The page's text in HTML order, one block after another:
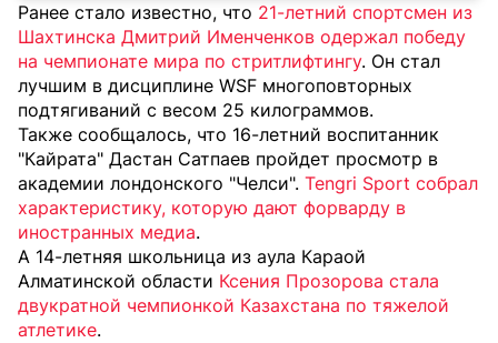
Ранее стало известно, что 21-летний спортсмен из
Шахтинска Дмитрий Именченков одержал победу
на чемпионате мира по стритлифтингу. Он стал
лучшим в дисциплине WSF многоповторных
подтягиваний с весом 25 килограммов.
Также сообщалось, что 16-летний воспитанник
"Кайрата" Дастан Сатпаев пройдет просмотр в
академии лондонского "Челси". Tengri Sport собрал
характеристику, которую дают форварду в
иностранных медиа.
А 14-летняя школьница из аула Караой
Алматинской области Ксения Прозорова стала
двукратной чемпионкой Казахстана по тяжелой
атлетике.